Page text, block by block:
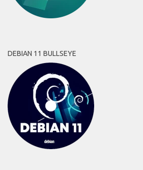
DEBIAN 11 BULLSEYE